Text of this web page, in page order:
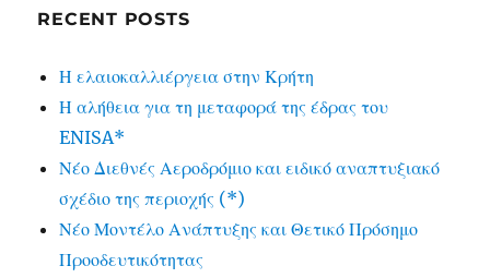
RECENT POSTS
Η ελαιοκαλλιέργεια στην Κρήτη
Η αλήθεια για τη μεταφορά της έδρας του
ENISA*
Νέο Διεθνές Αεροδρόμιο και ειδικό αναπτυξιακό
σχέδιο της περιοχής (*)
Νέο Μοντέλο Ανάπτυξης και Θετικό Πρόσημο
Προοδευτικότητας